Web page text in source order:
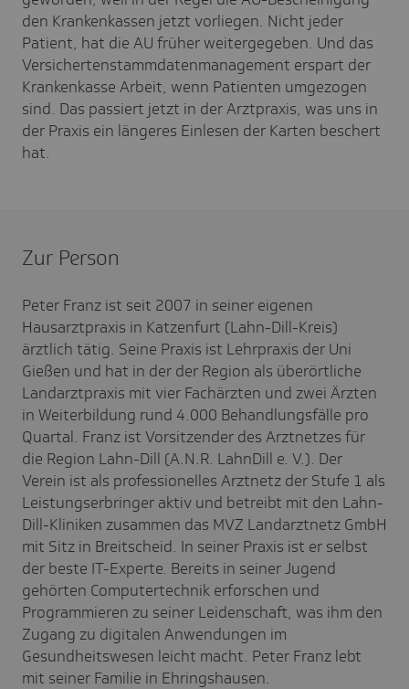
den Krankenkassen jetzt vorliegen. Nicht jeder
Patient, hat die AU früher weitergegeben. Und das
Versichertenstammdatenmanagement erspart der
Krankenkasse Arbeit, wenn Patienten umgezogen
sind. Das passiert jetzt in der Arztpraxis, was uns in
der Praxis ein längeres Einlesen der Karten beschert
hat.
Zur Person
Peter Franz ist seit 2007 in seiner eigenen
Hausarztpraxis in Katzenfurt (Lahn-Dill-Kreis)
ärztlich tätig. Seine Praxis ist Lehrpraxis der Uni
Gießen und hat in der der Region als überörtliche
Landarztpraxis mit vier Fachärzten und zwei Ärzten
in Weiterbildung rund 4.000 Behandlungsfälle pro
Quartal. Franz ist Vorsitzender des Arztnetzes für
die Region Lahn-Dill (A.N.R. LahnDill e. V.). Der
Verein ist als professionelles Arztnetz der Stufe 1 als
Leistungserbringer aktiv und betreibt mit den Lahn-
Dill-Kliniken zusammen das MVZ Landarztnetz GmbH
mit Sitz in Breitscheid. In seiner Praxis ist er selbst
der beste IT-Experte. Bereits in seiner Jugend
gehörten Computertechnik erforschen und
Programmieren zu seiner Leidenschaft, was ihm den
Zugang zu digitalen Anwendungen im
Gesundheitswesen leicht macht. Peter Franz lebt
mit seiner Familie in Ehringshausen.